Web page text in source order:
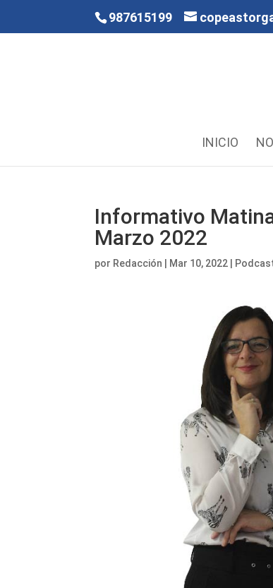
987615199
INICIO
Informativo
Marzo 2022
por Redacción Mar 10, 2022